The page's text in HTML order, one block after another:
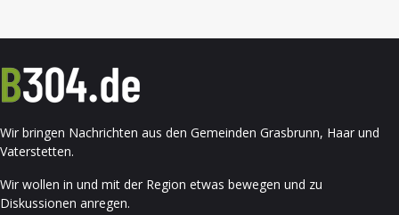
Wir bringen Nachrichten aus den Gemeinden Grasbrunn, Haar und
Vaterstetten.
Wir wollen in und mit der Region etwas bewegen und zu
Diskussionen anregen.